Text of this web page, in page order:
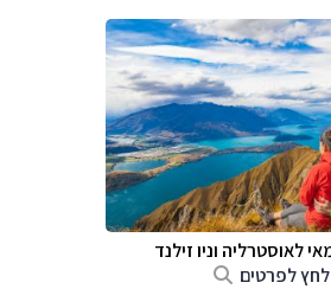
לאוסטרליה וניו זילנד
לחץ לפרטים